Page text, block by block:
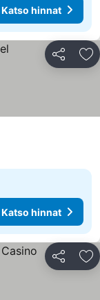
Katso hinnat
Jaa
Katso hinnat
Jaa